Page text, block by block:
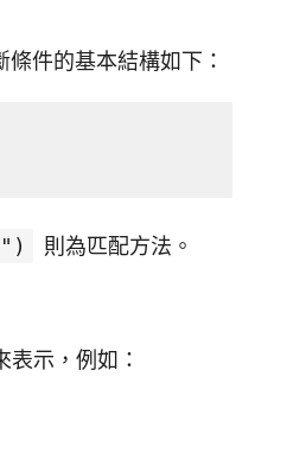
件的基本結構如下：
則為匹配方法。
表示，例如：